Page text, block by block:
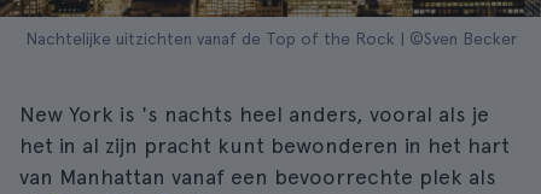
Nachtelijke uitzichten vanaf de Top of the Rock | ©Sven Becker
New York is 's nachts heel anders, vooral als je
het in al zijn pracht kunt bewonderen in het hart
van Manhattan vanaf een bevoorrechte plek als